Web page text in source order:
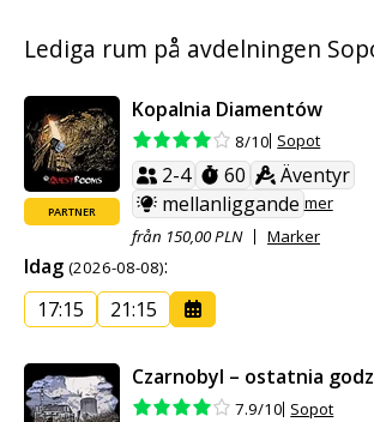
Lediga rum på avdelningen
PARTNER
Kopalnia Diamentów
8/10 Sopot
2-4 60
Äventyr
mellanliggande mer
från 150,00 PLN
Marker
Idag (2026-08-08):
17:15
21:15
Czarnobyl – ostatnia
7.9/10 Sopot